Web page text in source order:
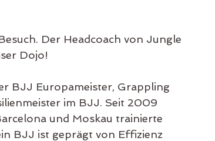
Der Headcoach von Jungle
Dojo!
BJJ Europameister, Grappling
im BJJ. Seit 2009
und Moskau trainierte
BJJ ist geprägt von Effizienz